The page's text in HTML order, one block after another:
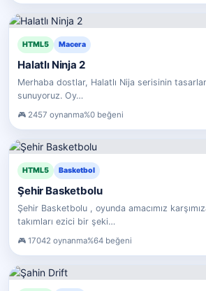
HTML5 Macera
Halatlı Ninja 2
Merhaba dostlar, Halatlı Nija serisinin
sunuyoruz. Oy…
2457 oynanma%0 beğeni
HTML5 Basketbol
Şehir Basketbolu
Şehir Basketbolu , oyunda amacımız
takımları ezici bir şeki…
17042 oynanma%64 beğeni